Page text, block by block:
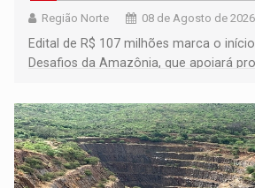
Região Norte 08 de Agosto de
Edital de R$ 107 milhões marca o
Desafios da Amazônia, que apoiará
submissão de pré-propostas poderá
setembro